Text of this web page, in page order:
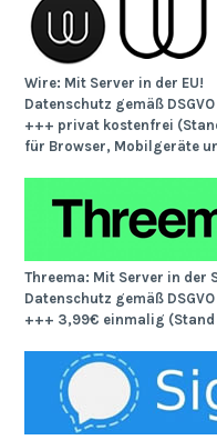
Wire: Mit Server in der EU!
Datenschutz gemäß DSGVO
+++ privat kostenfrei
für Browser, Mobilgeräte
Threema: Mit Server in der
Datenschutz gemäß DSGVO
+++ 3,99€ einmalig (Stand